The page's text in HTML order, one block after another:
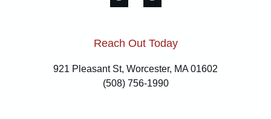
Reach Out Today
921 Pleasant St, Worcester, MA 01602
(508) 756-1990